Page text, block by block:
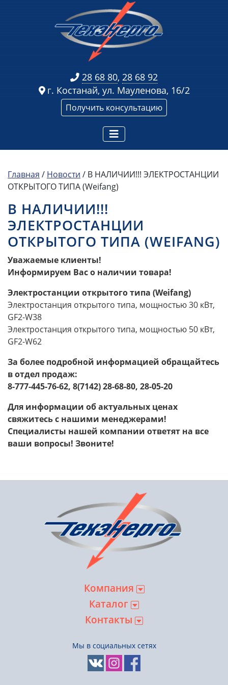
28 68 80, 28 68 92
г. Костанай, ул. Мауленова, 16/2
Получить консультацию
Главная / Новости / В НАЛИЧИИ!!! ЭЛЕКТРОСТАНЦИИ
ОТКРЫТОГО ТИПА (Weifang)
В НАЛИЧИИ!!!
ЭЛЕКТРОСТАНЦИИ
ОТКРЫТОГО ТИПА (WEIFANG)
Уважаемые клиенты!
Информируем Вас о наличии товара!
Электростанции открытого типа (Weifang)
Электростанция открытого типа, мощностью 30 кВт,
GF2-W38
Электростанция открытого типа, мощностью 50 кВт,
GF2-W62
За более подробной информацией обращайтесь
в отдел продаж:
8-777-445-76-62, 8(7142) 28-68-80, 28-05-20
Для информации об актуальных ценах
свяжитесь с нашими менеджерами!
Специалисты нашей компании ответят на все
ваши вопросы! Звоните!
Компания
Каталог
Контакты
Мы в социальных сетях